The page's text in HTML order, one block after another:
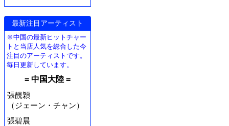
最新注目アーティスト
※中国の最新ヒットチャー
トと当店人気を総合した今
注目のアーティストです。
毎日更新しています。
= 中国大陸 =
張靚穎
（ジェーン・チャン）
張碧晨